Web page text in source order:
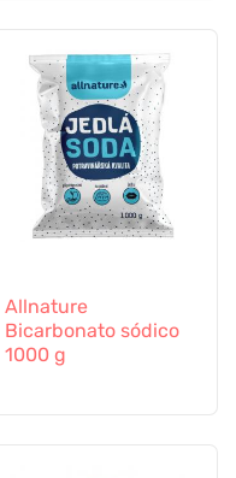
Allnature
Bicarbonato sódico
1000 g